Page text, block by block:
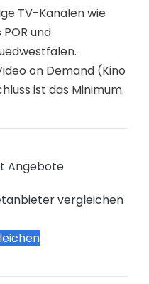
TV-Kanälen wie
und
on Demand (Kino
ist das Minimum.
Angebote
vergleichen